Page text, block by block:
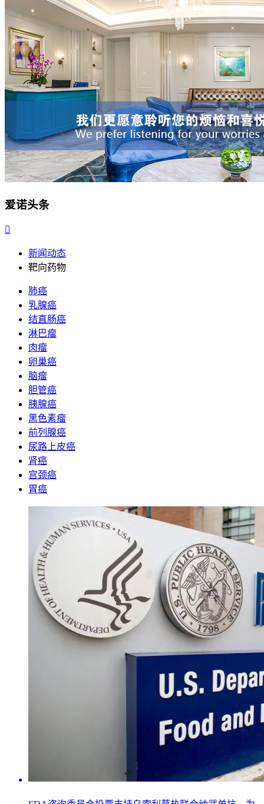
爱诺头条

新闻动态
靶向药物
肺癌
乳腺癌
结直肠癌
淋巴瘤
肉瘤
卵巢癌
脑瘤
胆管癌
胰腺癌
黑色素瘤
前列腺癌
尿路上皮癌
肾癌
宫颈癌
胃癌